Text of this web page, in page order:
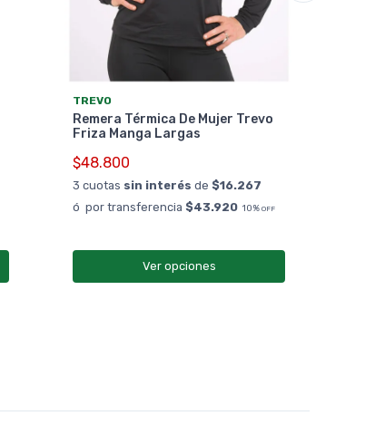
TREVO
Remera Térmica De Mujer Trevo
Friza Manga Largas
$48.800
3 cuotas sin interés de $16.267
ó por transferencia $43.920 10% OFF
Ver opciones